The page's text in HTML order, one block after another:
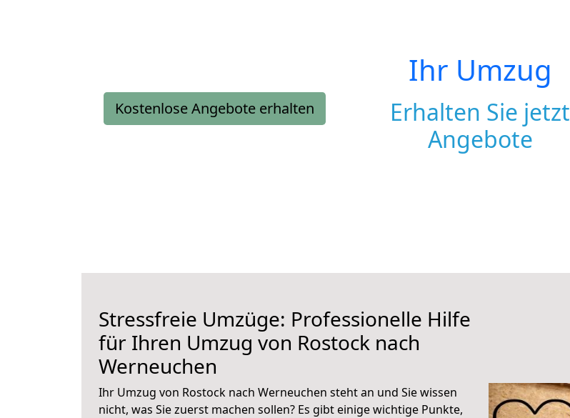
Kostenlose Angebote erhalten
Ihr Umzug
Erhalten Sie jetzt
Angebote
Stressfreie Umzüge: Professionelle Hilfe
für Ihren Umzug von Rostock nach
Werneuchen
Ihr Umzug von Rostock nach Werneuchen steht an und Sie wissen
nicht, was Sie zuerst machen sollen? Es gibt einige wichtige Punkte,